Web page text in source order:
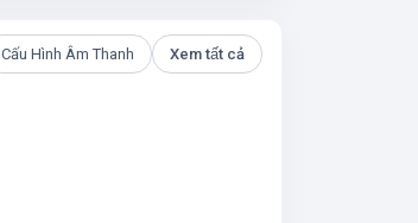
Cấu Hình Âm Thanh Xem tất cả